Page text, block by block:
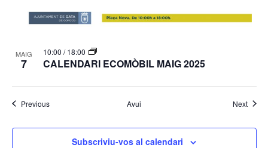
MAIG
7 CALENDARI ECOMÒBIL MAIG 2025
10:00 / 18:00
PreviousEsdeveniments Avui Next
Subscriviu-vos al calendari